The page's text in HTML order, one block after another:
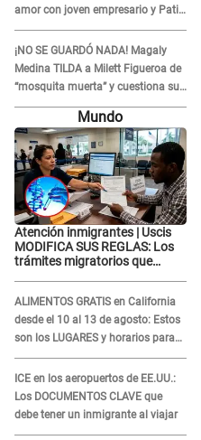
amor con joven empresario y Pati
Lorena la ECHA en VIVO
¡NO SE GUARDÓ NADA! Magaly
Medina TILDA a Milett Figueroa de
“mosquita muerta” y cuestiona su
RECONCILIACIÓN con Marcelo
Tinelli en TV argentina
Mundo
Atención inmigrantes | Uscis
MODIFICA SUS REGLAS: Los
trámites migratorios que
ALIMENTOS GRATIS en California
desde el 10 al 13 de agosto: Estos
son los LUGARES y horarios para
recibir la ayuda
ICE en los aeropuertos de EE.UU.:
Los DOCUMENTOS CLAVE que
debe tener un inmigrante al viajar